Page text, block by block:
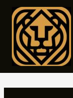
Preskočiť
obsah